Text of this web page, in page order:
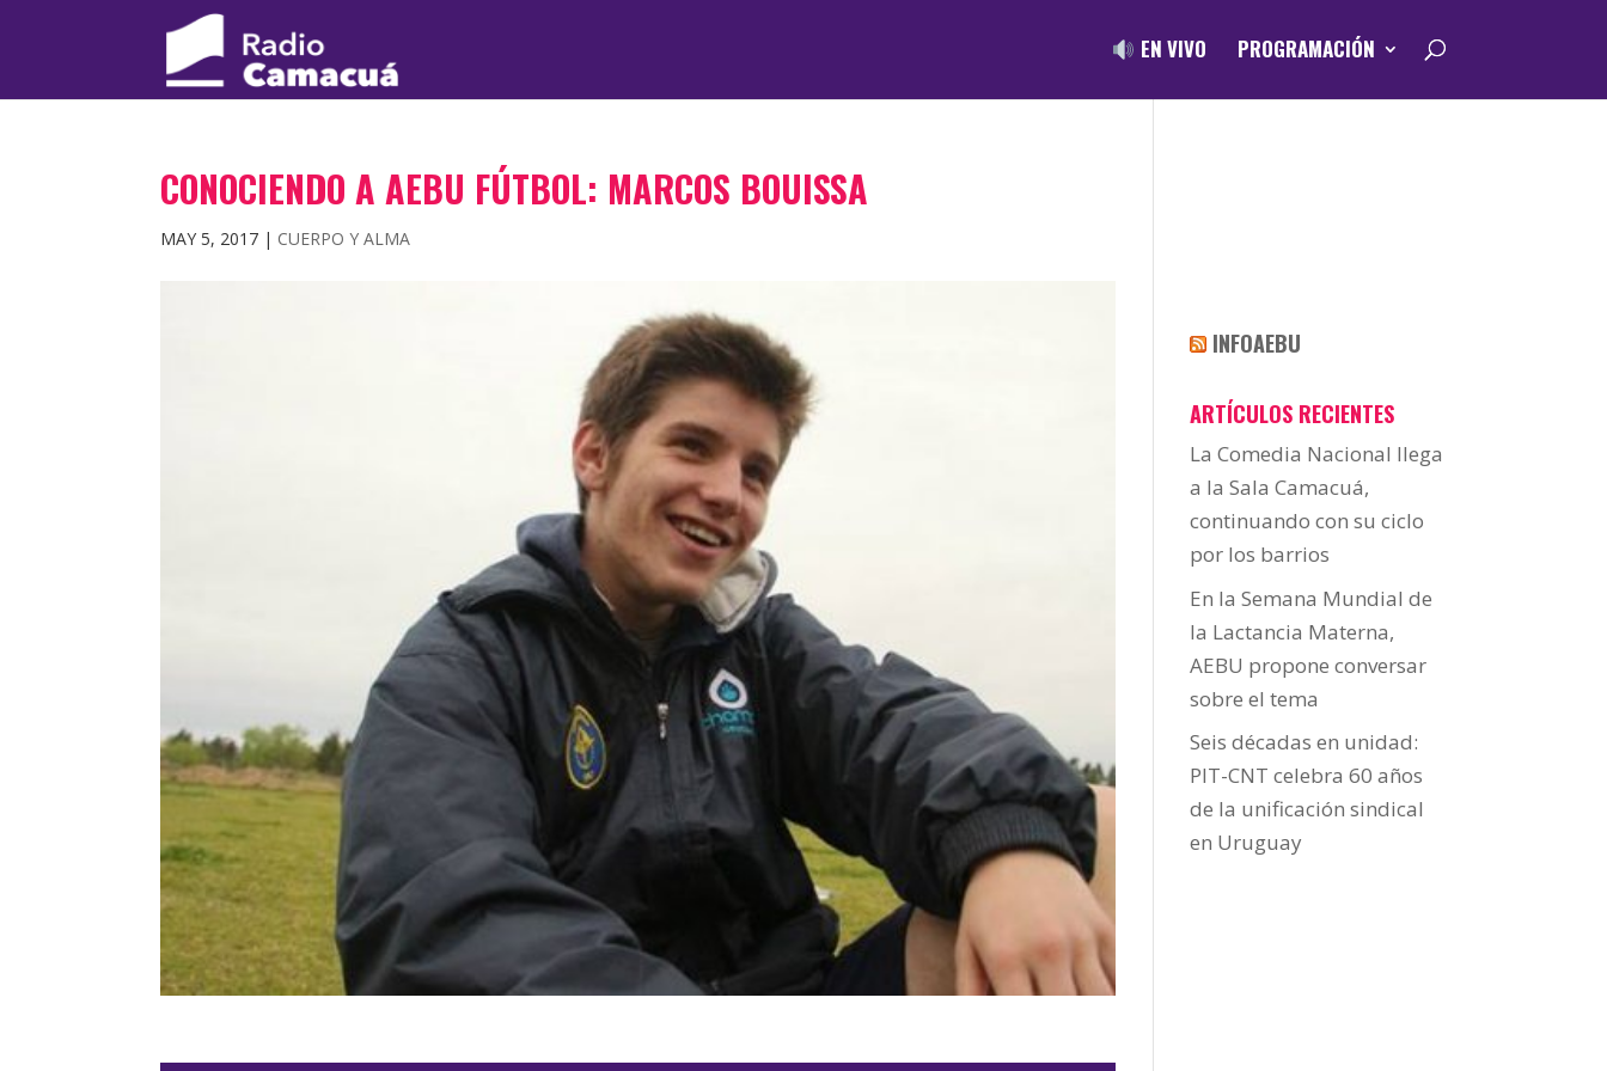
EN VIVO PROGRAMACIÓN
CONOCIENDO A AEBU FÚTBOL: MARCOS BOUISSA
MAY 5, 2017 | CUERPO Y ALMA
INFOAEBU
ARTÍCULOS RECIENTES
La Comedia Nacional llega
a la Sala Camacuá,
continuando con su ciclo
por los barrios
En la Semana Mundial de
la Lactancia Materna,
AEBU propone conversar
sobre el tema
Seis décadas en unidad:
PIT-CNT celebra 60 años
de la unificación sindical
en Uruguay